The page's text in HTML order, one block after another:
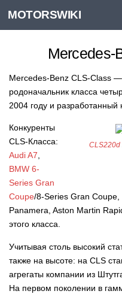
Skip to content
MOTORSWIKI
Mercedes-
Mercedes-Benz CLS-Class
родоначальник класса
2004 году и разработанный
CLS220d
Конкуренты
CLS-Класса:
Audi A7,
BMW 6-
Series Gran
Coupe/8-Series Gran
Panamera, Aston Martin
этого класса.
Учитывая столь высокий
также на высоте: на CLS
агрегаты компании из
На первом поколении в